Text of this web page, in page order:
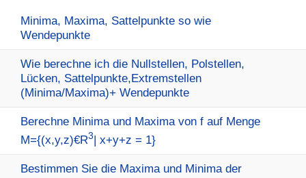
Minima, Maxima, Sattelpunkte so wie
Wendepunkte
Wie berechne ich die Nullstellen, Polstellen,
Lücken, Sattelpunkte,Extremstellen
(Minima/Maxima)+ Wendepunkte
Berechne Minima und Maxima von f auf Menge
M={(x,y,z)€R3| x+y+z = 1}
Bestimmen Sie die Maxima und Minima der